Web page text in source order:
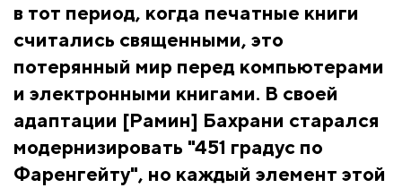
в тот период, когда печатные книги
считались священными, это
потерянный мир перед компьютерами
и электронными книгами. В своей
адаптации [Рамин] Бахрани старался
модернизировать "451 градус по
Фаренгейту", но каждый элемент этой